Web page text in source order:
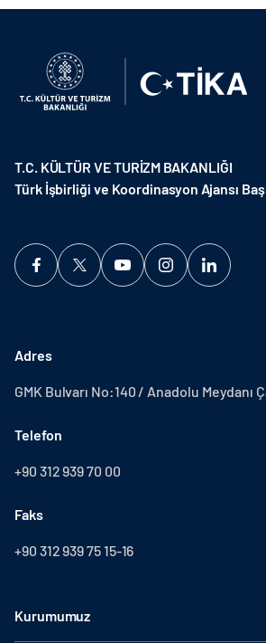
T.C. KÜLTÜR VE TURİZM BAKANLIĞI
Türk İşbirliği ve Koordinasyon Ajansı
Adres
GMK Bulvarı No:140 / Anadolu Meydanı
Telefon
+90 312 939 70 00
Faks
+90 312 939 75 15-16
Kurumumuz